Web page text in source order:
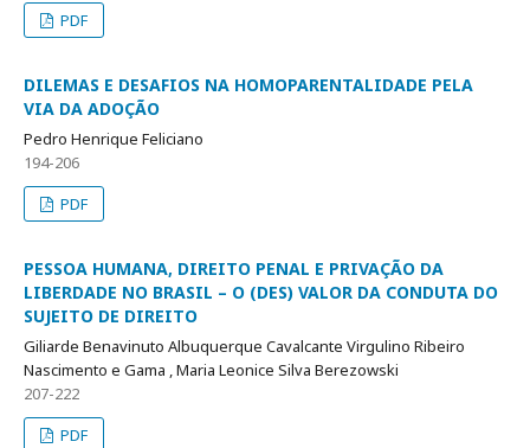
PDF
DILEMAS E DESAFIOS NA HOMOPARENTALIDADE PELA
VIA DA ADOÇÃO
Pedro Henrique Feliciano
194-206
PDF
PESSOA HUMANA, DIREITO PENAL E PRIVAÇÃO DA
LIBERDADE NO BRASIL – O (DES) VALOR DA CONDUTA DO
SUJEITO DE DIREITO
Giliarde Benavinuto Albuquerque Cavalcante Virgulino Ribeiro
Nascimento e Gama , Maria Leonice Silva Berezowski
207-222
PDF